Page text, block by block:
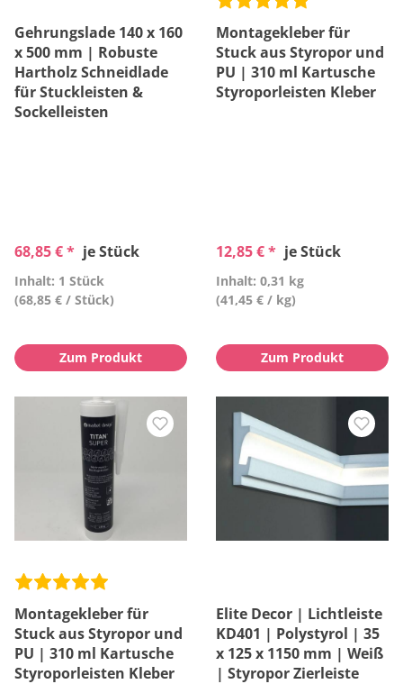
Gehrungslade 140 x 160
x 500 mm | Robuste
Hartholz Schneidlade
für Stuckleisten &
Sockelleisten
68,85 € * je Stück
Inhalt: 1 Stück
(68,85 € / Stück)
Zum Produkt
Montagekleber für
Stuck aus Styropor und
PU | 310 ml Kartusche
Styroporleisten Kleber
12,85 € * je Stück
Inhalt: 0,31 kg
(41,45 € / kg)
Zum Produkt
Montagekleber für
Stuck aus Styropor und
PU | 310 ml Kartusche
Styroporleisten Kleber
Elite Decor | Lichtleiste
KD401 | Polystyrol | 35
x 125 x 1150 mm | Weiß
| Styropor Zierleiste